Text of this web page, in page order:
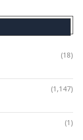
(18)
(1,147)
(1)